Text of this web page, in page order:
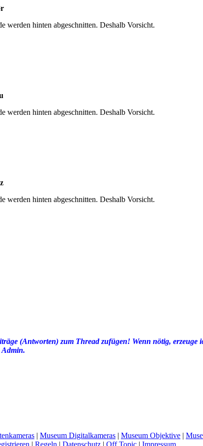
werden hinten abgeschnitten. Deshalb Vorsicht.
werden hinten abgeschnitten. Deshalb Vorsicht.
werden hinten abgeschnitten. Deshalb Vorsicht.
(Antworten) zum Thread zufügen! Wenn nötig, erzeuge
Admin.
| Museum Digitalkameras | Museum Objektive |
| Regeln | Datenschutz | Off Topic | Impressum